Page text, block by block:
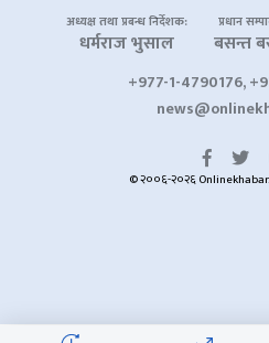
अध्यक्ष तथा प्रबन्ध निर्देशक:
धर्मराज भुसाल
प्रधान
बसन्त
+977-1-4790176,
© २००६-२०२६